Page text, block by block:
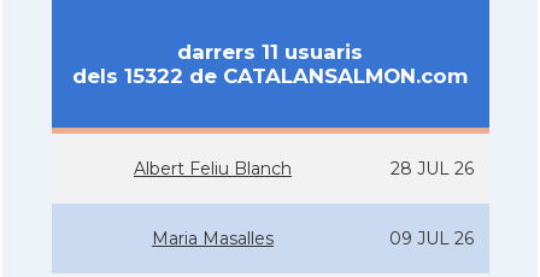
darrers 11 usuaris
dels 15322 de CATALANSALMON.com
Albert Feliu Blanch 28 JUL 26
Maria Masalles 09 JUL 26